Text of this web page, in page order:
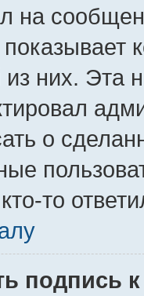
на
них. Эта
о
то
подпись